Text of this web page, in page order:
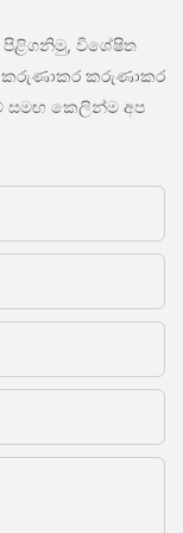
පිළිගනිමු, විශේෂිත
කරුණාකර කරුණාකර
සමඟ කෙලින්ම අප